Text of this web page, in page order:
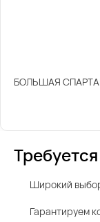
БОЛЬШАЯ
Широкий
Гарантируем